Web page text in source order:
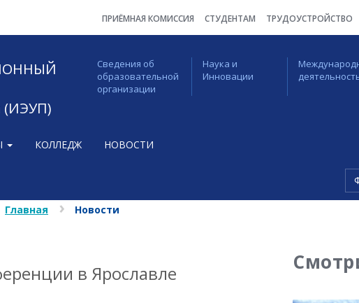
ПРИЁМНАЯ КОМИССИЯ СТУДЕНТАМ ТРУДОУСТРОЙСТВО
(ИЭУП)
Сведения об
образовательной
организации
Наука и
Инновации
КОЛЛЕДЖ НОВОСТИ
Главная Новости
в Ярославле